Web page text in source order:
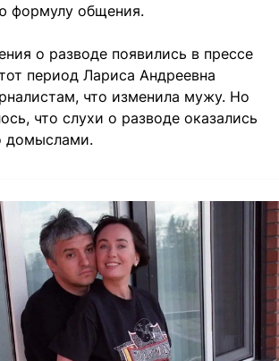
формулу общения.
о разводе появились в прессе
период Лариса Андреевна
что изменила мужу. Но
что слухи о разводе оказались
домыслами.